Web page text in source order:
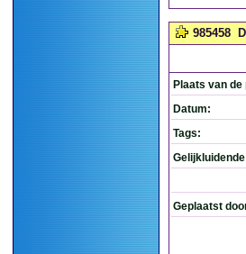
985458
Plaats van de
Datum:
Tags:
Geplaatst